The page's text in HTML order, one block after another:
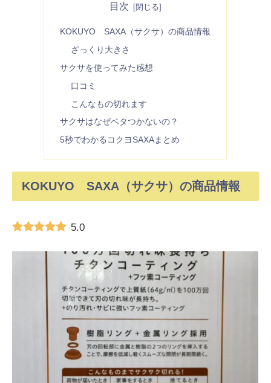
目次
KOKUYO SAXA（サクサ）の商品情報
ざっくり大きさ
サクサを使ってみた感想
口コミ
こんなもの切れます
サクサはなぜベタつかないの？
5秒でわかるコクヨSAXAまとめ
KOKUYO SAXA（サクサ）の商品情報
5.0